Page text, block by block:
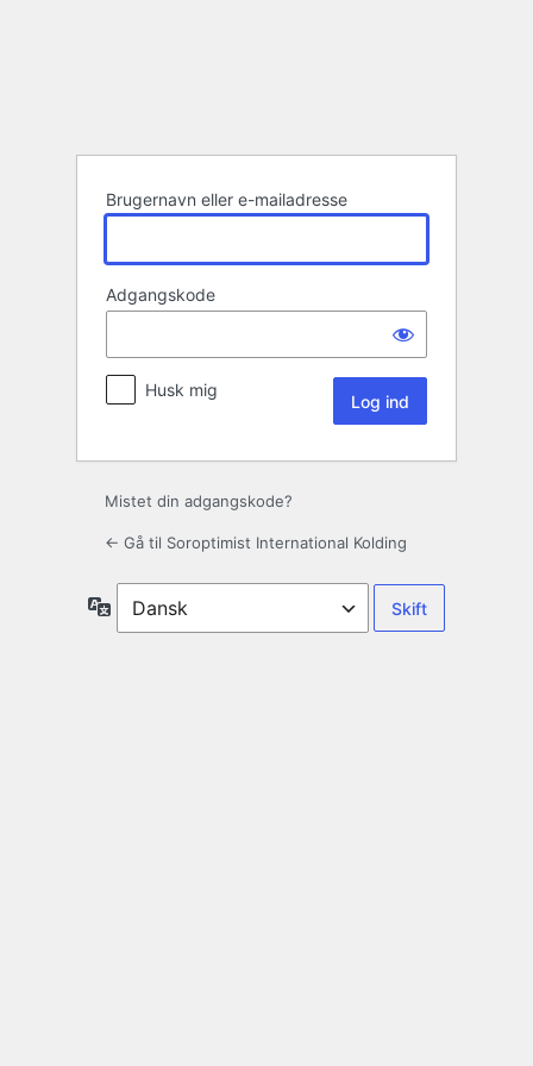
Brugernavn eller e-mailadresse
Adgangskode
Husk mig
Mistet din adgangskode?
← Gå til Soroptimist International Kolding
Sprog